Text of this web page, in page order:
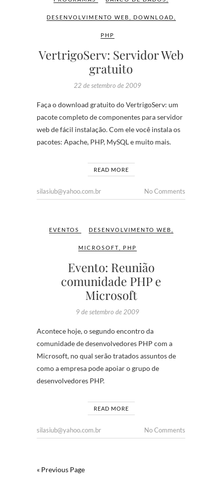
DESENVOLVIMENTO WEB DOWNLOAD
PHP
VertrigoServ: Servidor Web
gratuito
22 de setembro de 2009
Faça o download gratuito do VertrigoServ: um
pacote completo de componentes para servidor
web de fácil instalação. Com ele você instala os
pacotes: Apache, PHP, MySQL e muito mais.
READ MORE
silasiub@yahoo.com.br No Comments
EVENTOS DESENVOLVIMENTO WEB
MICROSOFT PHP
Evento: Reunião
comunidade PHP e
Microsoft
9 de setembro de 2009
Acontece hoje, o segundo encontro da
comunidade de desenvolvedores PHP com a
Microsoft, no qual serão tratados assuntos de
como a empresa pode apoiar o grupo de
desenvolvedores PHP.
READ MORE
silasiub@yahoo.com.br No Comments
« Previous Page